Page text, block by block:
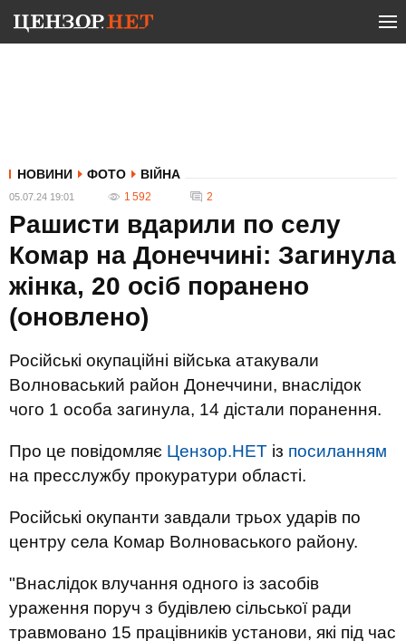
НОВИНИ ФОТО ВІЙНА
05.07.24 19:01 1 592 2
Рашисти вдарили по селу
Комар на Донеччині: Загинула
жінка, 20 осіб поранено
(оновлено)
Російські окупаційні війська атакували
Волноваський район Донеччини, внаслідок
чого 1 особа загинула, 14 дістали поранення.
Про це повідомляє Цензор.НЕТ із посиланням
на пресслужбу прокуратури області.
Російські окупанти завдали трьох ударів по
центру села Комар Волноваського району.
"Внаслідок влучання одного із засобів
ураження поруч з будівлею сільської ради
травмовано 15 працівників установи, які під час